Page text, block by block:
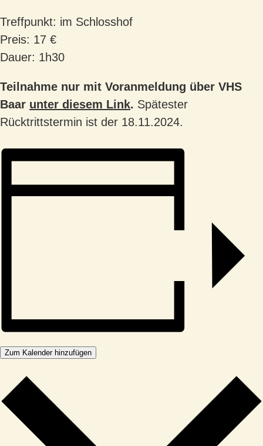
Treffpunkt: im Schlosshof
Preis: 17 €
Dauer: 1h30
Teilnahme nur mit Voranmeldung über VHS
Baar unter diesem Link. Spätester
Rücktrittstermin ist der 18.11.2024.
Zum Kalender hinzufügen